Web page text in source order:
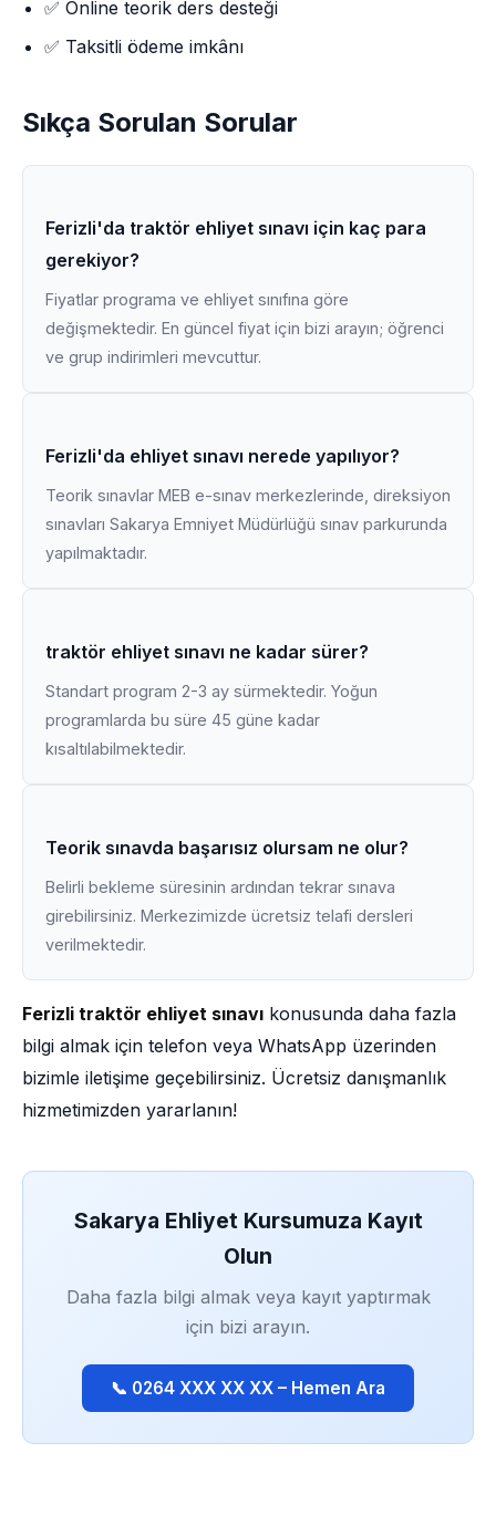
✅ Online teorik ders desteği
✅ Taksitli ödeme imkânı
Sıkça Sorulan Sorular
Ferizli'da traktör ehliyet sınavı için kaç para
gerekiyor?
Fiyatlar programa ve ehliyet sınıfına göre
değişmektedir. En güncel fiyat için bizi arayın; öğrenci
ve grup indirimleri mevcuttur.
Ferizli'da ehliyet sınavı nerede yapılıyor?
Teorik sınavlar MEB e-sınav merkezlerinde, direksiyon
sınavları Sakarya Emniyet Müdürlüğü sınav parkurunda
yapılmaktadır.
traktör ehliyet sınavı ne kadar sürer?
Standart program 2-3 ay sürmektedir. Yoğun
programlarda bu süre 45 güne kadar
kısaltılabilmektedir.
Teorik sınavda başarısız olursam ne olur?
Belirli bekleme süresinin ardından tekrar sınava
girebilirsiniz. Merkezimizde ücretsiz telafi dersleri
verilmektedir.
Ferizli traktör ehliyet sınavı konusunda daha fazla
bilgi almak için telefon veya WhatsApp üzerinden
bizimle iletişime geçebilirsiniz. Ücretsiz danışmanlık
hizmetimizden yararlanın!
Sakarya Ehliyet Kursumuza Kayıt
Olun
Daha fazla bilgi almak veya kayıt yaptırmak
için bizi arayın.
📞 0264 XXX XX XX – Hemen Ara